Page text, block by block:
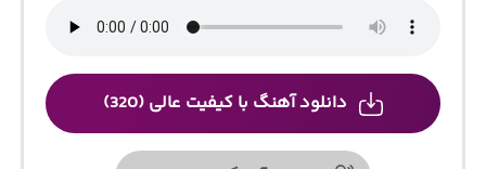
دانلود آهنگ با کیفیت عالی (320)